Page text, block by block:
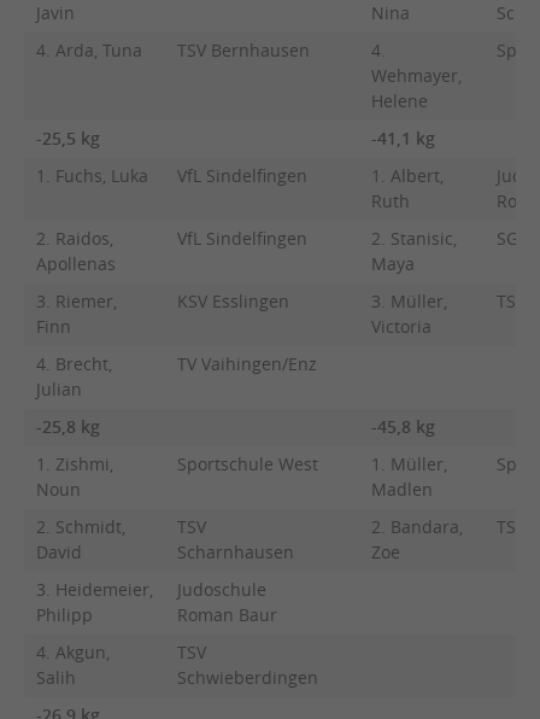
Javin Nina
4. Arda, Tuna
TSV Bernhausen
4.
Wehmayer,
Helene
-25,5 kg
-41,1 kg
1. Fuchs, Luka
VfL Sindelfingen
1. Albert,
Ruth
2. Raidos,
Apollenas
VfL Sindelfingen
2. Stanisic,
Maya
SG
3. Riemer,
Finn
KSV Esslingen
3. Müller,
Victoria
TSV
4. Brecht,
Julian
TV Vaihingen/Enz
-25,8 kg
-45,8 kg
1. Zishmi,
Noun
Sportschule West
1. Müller,
Madlen
2. Schmidt,
David
TSV
Scharnhausen
2. Bandara,
Zoe
TSV
3. Heidemeier,
Philipp
Judoschule
Roman Baur
4. Akgun,
Salih
TSV
Schwieberdingen